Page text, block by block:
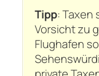
Tipp: Taxen
Vorsicht zu
Flughafen